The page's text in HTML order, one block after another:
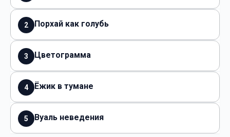
2 Порхай как голубь
3 Цветограмма
4 Ёжик в тумане
5 Вуаль неведения